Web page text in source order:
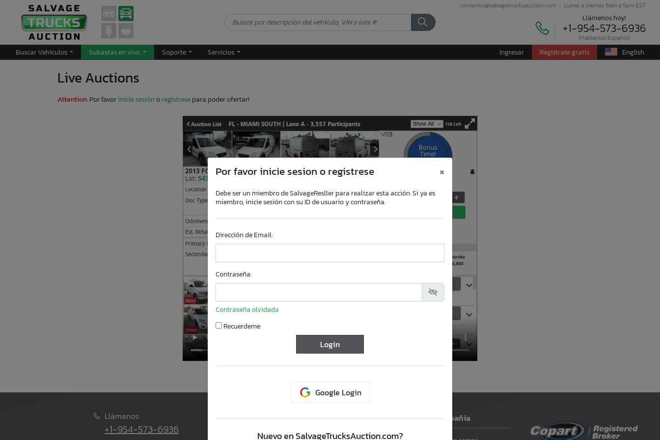
contactus@salvagetrucksauction.com Lunes a Viernes 8am a 5pm EST
Llámenos hoy!
+1-954-573-6936
(Hablamos Español)
Buscar Vehículos Subastas en vivo Soporte Servicios Ingresar Regístrate gratis English
Live Auctions
Attention: Por favorinicie sesiónoregistresepara poder ofertar!
×
Por favor inicie sesion o registrese
Debe ser un miembro de SalvageResller para realizar esta acción. Si ya es
miembro, inicie sesión con su ID de usuario y contraseña.
Dirección de Email:
Contraseña:
Contraseña olvidada
Recuerdeme
Google Login
Nuevo en SalvageTrucksAuction.com?
Llámanos:
+1-954-573-6936
Soporte
Buscador de
vehiculos
Compañía